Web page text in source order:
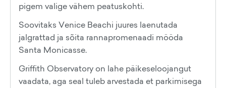
pigem valige vähem peatuskohti.
Soovitaks Venice Beachi juures laenutada
jalgrattad ja sõita rannapromenaadi mööda
Santa Monicasse.
Griffith Observatory on lahe päikeseloojangut
vaadata, aga seal tuleb arvestada et parkimisega